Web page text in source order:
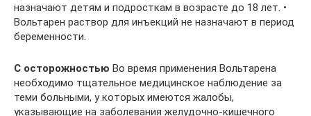
назначают детям и подросткам в возрасте до 18 лет. •
Вольтарен раствор для инъекций не назначают в период
беременности.
С осторожностью Во время применения Вольтарена
необходимо тщательное медицинское наблюдение за
теми больными, у которых имеются жалобы,
указывающие на заболевания желудочно-кишечного